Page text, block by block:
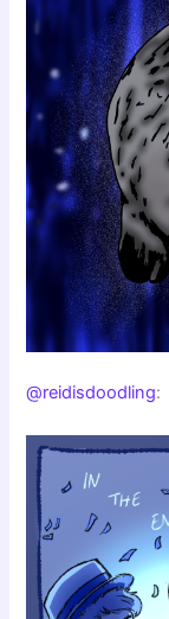
@reidisdoodling: